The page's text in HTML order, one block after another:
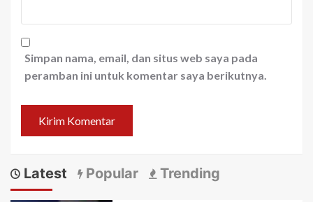
Simpan nama, email, dan situs web saya pada
peramban ini untuk komentar saya berikutnya.
Latest Popular Trending